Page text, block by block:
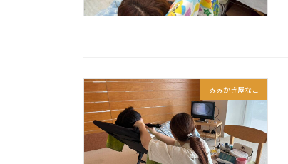
みみかき屋なこ